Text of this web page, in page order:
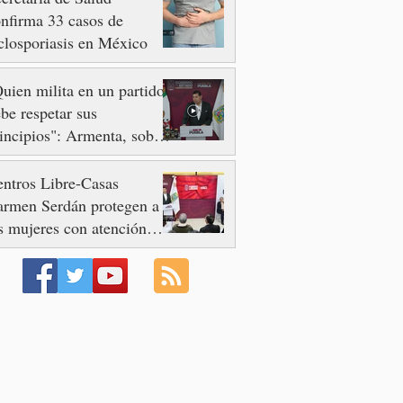
33 casos de
en México
milita en un partido
respetar sus
Armenta, sobre
de Nayeli Salvatori y
Palomares
Libre-Casas
Serdán protegen a
mujeres con atención
y disminuyen